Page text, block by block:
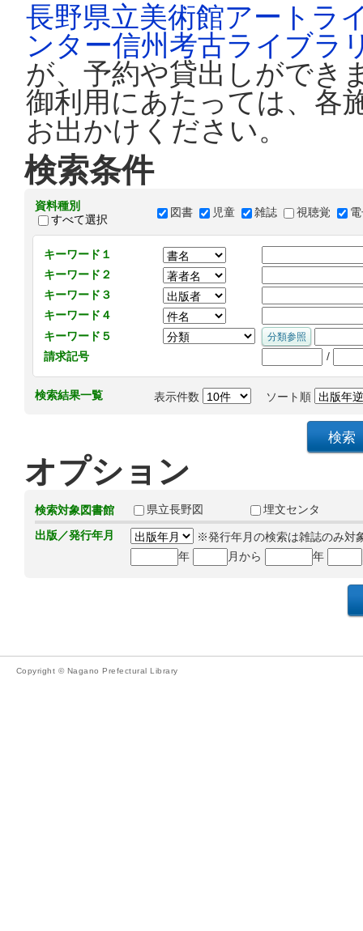
長野県立美術館アートラ
ンター信州考古ライブラ
が、予約や貸出しができ
御利用にあたっては、各
お出かけください。
検索条件
資料種別
すべて選択
図書 児童 雑誌 視聴覚
キーワード１
キーワード２
キーワード３
キーワード４
キーワード５
請求記号
/
検索結果一覧 表示件数 ソート順
オプション
検索対象図書館 県立長野図
埋文センタ
出版／発行年月
※発行年月の検索は雑誌のみ対
年
月から 年
Copyright © Nagano Prefectural Library